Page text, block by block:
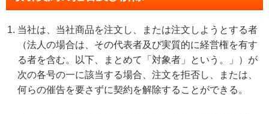
当社は、当社商品を注文し、または注文しようとする者
（法人の場合は、その代表者及び実質的に経営権を有す
る者を含む。以下、まとめて「対象者」という。」）が
次の各号の一に該当する場合、注文を拒否し、または、
何らの催告を要さずに契約を解除することができる。